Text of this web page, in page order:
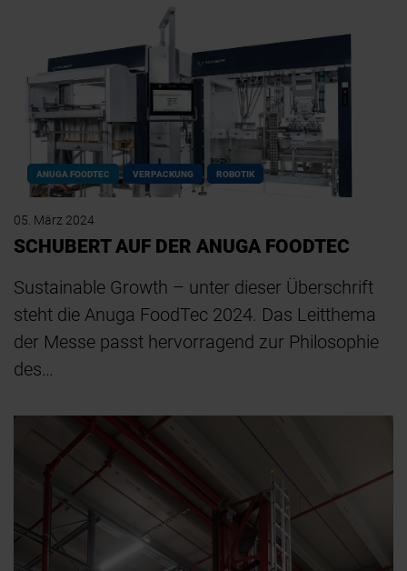
ANUGA FOODTEC VERPACKUNG ROBOTIK
05. März 2024
SCHUBERT AUF DER ANUGA FOODTEC
Sustainable Growth – unter dieser Überschrift
steht die Anuga FoodTec 2024. Das Leitthema
der Messe passt hervorragend zur Philosophie
des…